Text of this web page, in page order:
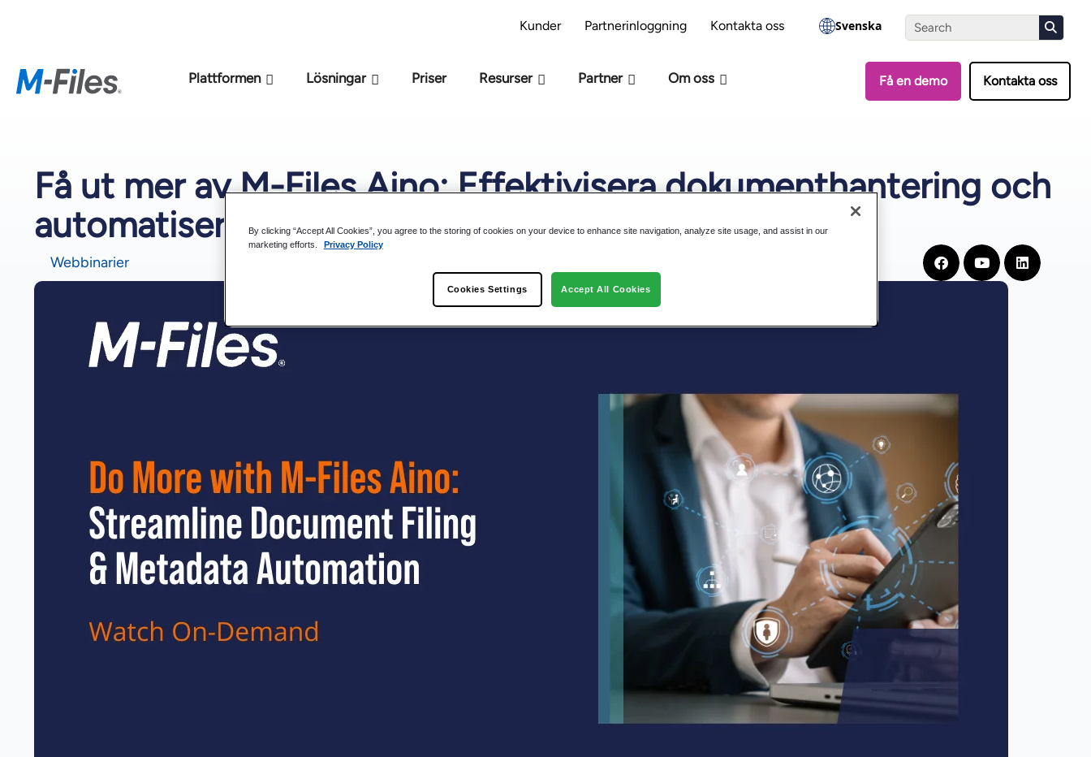
Kunder Partnerinloggning Kontakta oss Svenska
Plattformen Lösningar Priser Resurser Partner Om oss Få en demo Kontakta oss
Få ut mer av M-Files Aino: Effektivisera dokumenthantering och
automatisering av metadata
Webbinarier
Den nya M-Files modellen M-Files -beredskap – Är ni redo för AI? Gör testet
By clicking “Accept All Cookies”, you agree to the storing of cookies on your device to enhance site navigation, analyze site usage, and assist in our
marketing efforts.
Privacy Policy
Cookies Settings Accept All Cookies